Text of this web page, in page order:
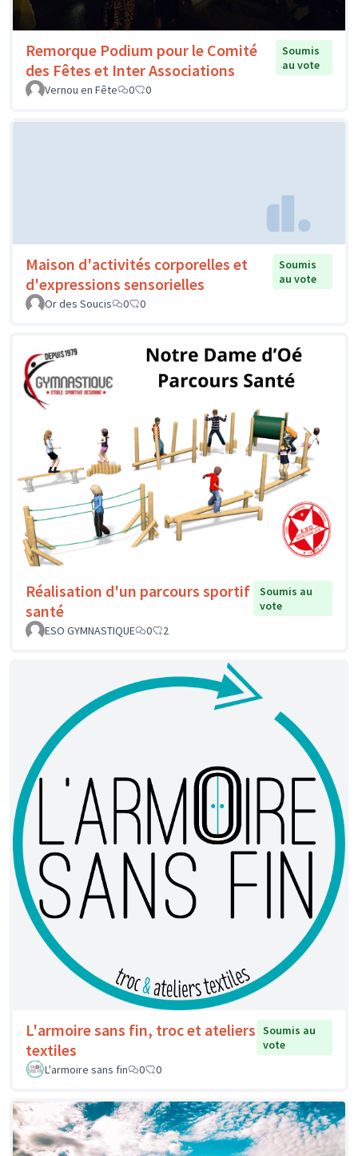
Remorque Podium pour le Comité
des Fêtes et Inter Associations
Soumis
au vote
Vernou en Fête
0 0
Maison d'activités corporelles et
d'expressions sensorielles
Soumis
au vote
Or des Soucis
0 0
Réalisation d'un parcours sportif
santé
Soumis au
vote
ESO GYMNASTIQUE
0 2
L'armoire sans fin, troc et ateliers
textiles
Soumis au
vote
L'armoire sans fin
0 0